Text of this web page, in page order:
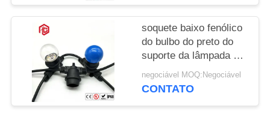
soquete baixo fenólico
do bulbo do preto do
suporte da lâmpada do
Pvc E27 de 250W
250V
negociável MOQ:Negociável
CONTATO